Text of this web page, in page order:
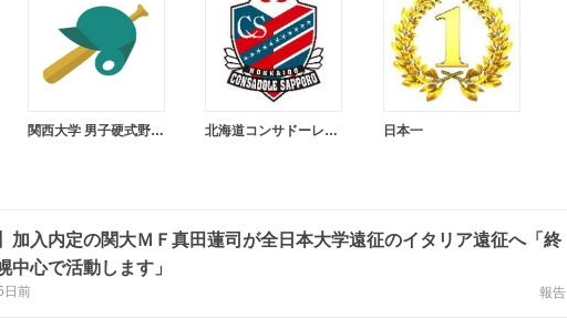
関西大学 男子硬式野球部 北海道コンサドーレ札幌 日本一
加入内定の関大ＭＦ真田蓮司が全日本大学遠征のイタリア遠征へ「終
中心で活動します」
日前 報告